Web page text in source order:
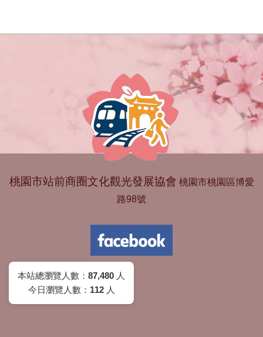
桃園市站前商圈文化觀光發展協會 桃園市桃園區博愛
路98號
本站總瀏覽人數： 87,480 人
今日瀏覽人數： 112人